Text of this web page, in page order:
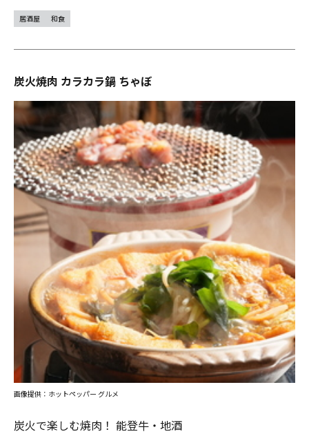
居酒屋 和食
炭火焼肉 カラカラ鍋 ちゃぼ
炭火で楽しむ焼肉！ 能登牛・地酒
画像提供：ホットペッパー グルメ